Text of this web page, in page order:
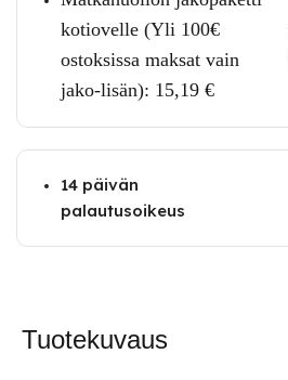
kotiovelle (Yli 100€
ostoksissa maksat vain
jako-lisän): 15,19 €
14 päivän
palautusoikeus
Tuotekuvaus